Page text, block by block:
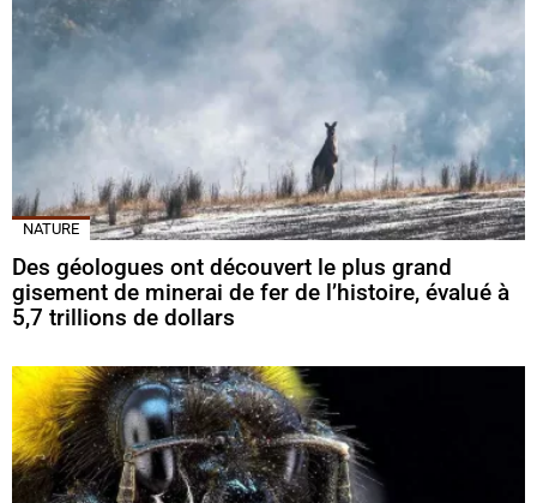
NATURE
Des géologues ont découvert le plus grand
gisement de minerai de fer de l’histoire, évalué à
5,7 trillions de dollars